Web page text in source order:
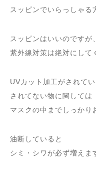
スッピンでいらっしゃる
スッピンはいいのですが、
紫外線対策は絶対にして
UVカット加工がされて
されてない物に関しては
マスクの中までしっかり
油断していると
シミ・シワが必ず増えま